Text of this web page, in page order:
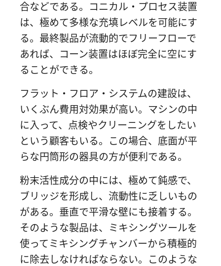
合などである。コニカル・プロセス装置
は、極めて多様な充填レベルを可能にす
る。最終製品が流動的でフリーフローで
あれば、コーン装置はほぼ完全に空にす
ることができる。
フラット・フロア・システムの建設は、
いくぶん費用対効果が高い。マシンの中
に入って、点検やクリーニングをしたい
という顧客もいる。この場合、底面が平
らな円筒形の器具の方が便利である。
粉末活性成分の中には、極めて鈍感で、
ブリッジを形成し、流動性に乏しいもの
がある。垂直で平滑な壁にも接着する。
そのような製品は、ミキシングツールを
使ってミキシングチャンバーから積極的
に除去しなければならない。このような